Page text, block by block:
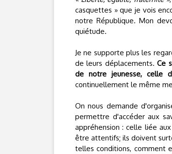
casquettes » que je vois
notre République. Mon
quiétude.
Je ne supporte plus les
de leurs déplacements.Ce
de notre jeunesse, celle
continuellement le même
On nous demande
permettre d'accéder aux
appréhension : celle liée
être attentifs; ils doivent
telles conditions, comment